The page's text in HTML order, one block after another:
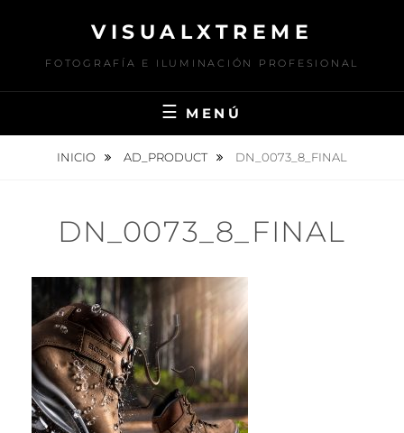
contenido
VISUALXTREME
FOTOGRAFÍA E ILUMINACIÓN PROFESIONAL
MENÚ
INICIO AD_PRODUCT DN_0073_8_FINAL
DN_0073_8_FINAL